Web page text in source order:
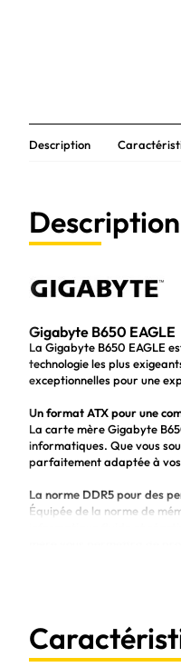
Description
Description
Gigabyte B650 EAGLE
La Gigabyte B650 EAGLE
technologie les plus
exceptionnelles pour une
Un format ATX pour une
La carte mère Gigabyte
informatiques. Que vous
parfaitement adaptée à vos
La norme DDR5 pour des
Équipée de la norme de
exceptionnelle.
Grâce à sa conception
sans aucun souci.